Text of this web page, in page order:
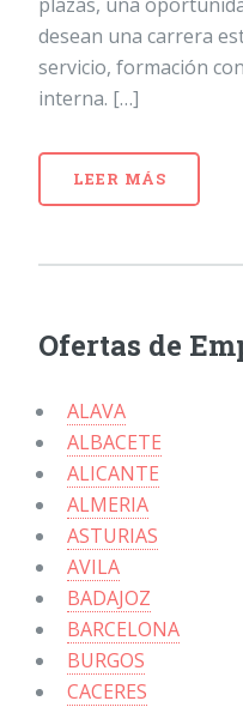
desean una carrera
servicio, formación
interna. […]
LEER MÁS
Ofertas de
ALAVA
ALBACETE
ALICANTE
ALMERIA
ASTURIAS
AVILA
BADAJOZ
BARCELONA
BURGOS
CACERES